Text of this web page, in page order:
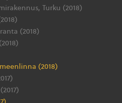
Turku (2018)
(2018)
(2018)